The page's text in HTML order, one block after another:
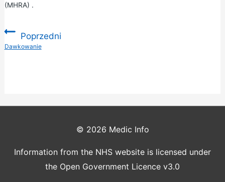
(MHRA) .
Poprzedni
:Dawkowanie
© 2026 Medic Info
Information from the NHS website is licensed under
the Open Government Licence v3.0